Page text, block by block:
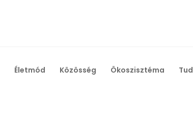
Életmód Közösség Ökoszisztéma